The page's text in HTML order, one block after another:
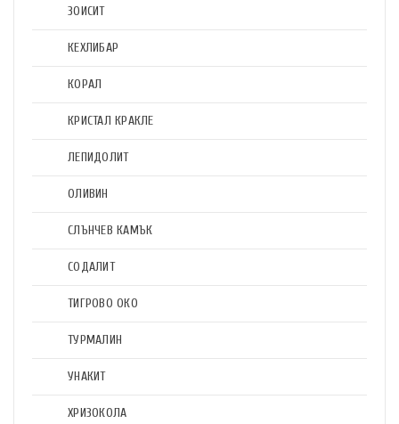
ЗОИСИТ
КЕХЛИБАР
КОРАЛ
КРИСТАЛ КРАКЛЕ
ЛЕПИДОЛИТ
ОЛИВИН
СЛЪНЧЕВ КАМЪК
СОДАЛИТ
ТИГРОВО ОКО
ТУРМАЛИН
УНАКИТ
ХРИЗОКОЛА